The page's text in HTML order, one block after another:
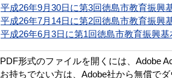
平成26年9月30日に第3回徳島市教育振興
平成26年7月14日に第2回徳島市教育振興
平成26年6月3日に第1回徳島市教育振興
PDF形式のファイルを開くには、Adobe
お持ちでない方は、Adobe社から無償でダ